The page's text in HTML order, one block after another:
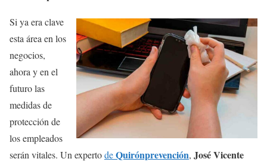
Si ya era clave
esta área en los
negocios,
ahora y en el
futuro las
medidas de
protección de
los empleados
serán vitales. Un expertodeQuirónprevención, José Vicente